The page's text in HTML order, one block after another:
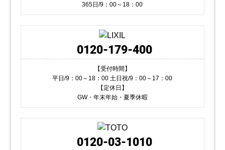
365日/9：00～18：00
0120-179-400
【受付時間】
平日/9：00～18：00 土日祝/9：00～17：00
【定休日】
GW・年末年始・夏季休暇
0120-03-1010